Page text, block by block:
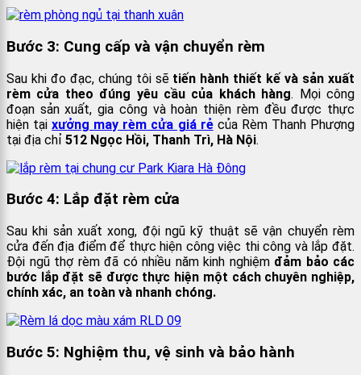
Bước 3: Cung cấp và vận chuyển rèm
Sau khi đo đạc, chúng tôi sẽ tiến hành thiết kế và sản xuất
rèm cửa theo đúng yêu cầu của khách hàng. Mọi công
đoạn sản xuất, gia công và hoàn thiện rèm đều được thực
hiện tạixưởng may rèm cửa giá rẻcủa Rèm Thanh Phượng
tại địa chỉ 512 Ngọc Hồi, Thanh Trì, Hà Nội.
Bước 4: Lắp đặt rèm cửa
Sau khi sản xuất xong, đội ngũ kỹ thuật sẽ vận chuyển rèm
cửa đến địa điểm để thực hiện công việc thi công và lắp đặt.
Đội ngũ thợ rèm đã có nhiều năm kinh nghiệm đảm bảo các
bước lắp đặt sẽ được thực hiện một cách chuyên nghiệp,
chính xác, an toàn và nhanh chóng.
Bước 5: Nghiệm thu, vệ sinh và bảo hành